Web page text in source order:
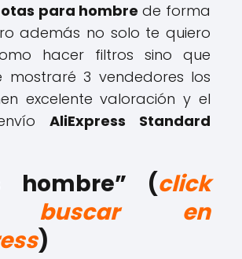
para hombre de forma
además no solo te quiero
hacer filtros sino que
mostraré 3 vendedores los
excelente valoración y el
AliExpress Standard
hombre” (click
buscar en
)